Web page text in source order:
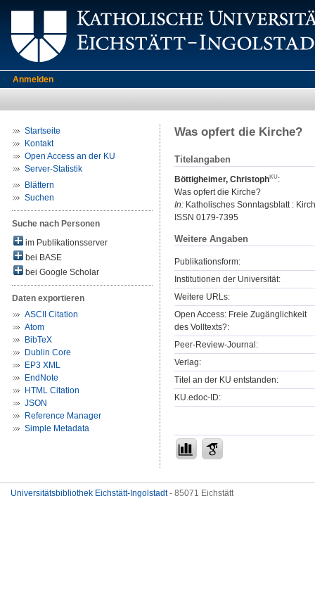
Anmelden
Startseite
Kontakt
Open Access an der KU
Server-Statistik
Blättern
Suchen
Suche nach Personen
im Publikationsserver
bei BASE
bei Google Scholar
Daten exportieren
ASCII Citation
Atom
BibTeX
Dublin Core
EP3 XML
EndNote
HTML Citation
JSON
Reference Manager
Simple Metadata
Was opfert die Kirche?
Titelangaben
Böttigheimer, Christoph
:
Was opfert die Kirche?
In: Katholisches Sonntagsblatt :
ISSN 0179-7395
Weitere Angaben
Publikationsform:
Institutionen der Universität:
Weitere URLs:
Open Access: Freie Zugänglichkeit
des Volltexts?:
Peer-Review-Journal:
Verlag:
Titel an der KU entstanden:
KU.edoc-ID:
Universitätsbibliothek Eichstätt-Ingolstadt- 85071 Eichstätt